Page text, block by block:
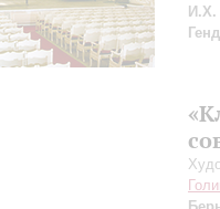
И.Х.